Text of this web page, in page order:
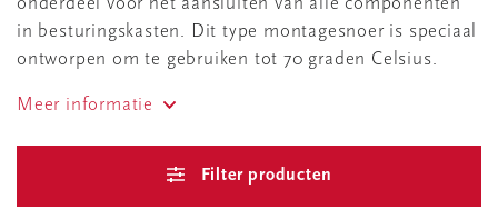
onderdeel voor het aansluiten van alle componenten
in besturingskasten. Dit type montagesnoer is speciaal
ontworpen om te gebruiken tot 70 graden Celsius.
Meer informatie
Filter producten